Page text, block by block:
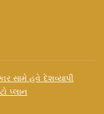
સામે હવે દેશવ્યાપી
પ્લાન